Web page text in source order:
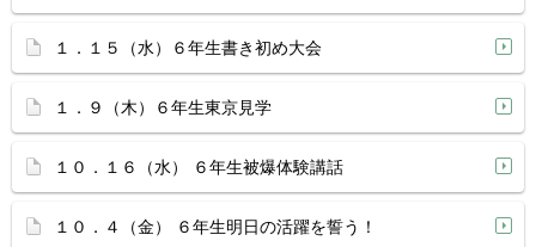
１．１５（水）６年生書き初め大会
１．９（木）６年生東京見学
１０．１６（水） ６年生被爆体験講話
１０．４（金） ６年生明日の活躍を誓う！